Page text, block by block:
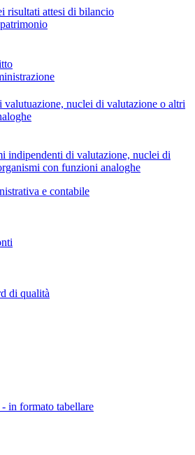
risultati attesi di bilancio
nuclei di valutazione o altri
indipendenti di valutazione, nuclei di
con funzioni analoghe
e contabile
di qualità
in formato tabellare